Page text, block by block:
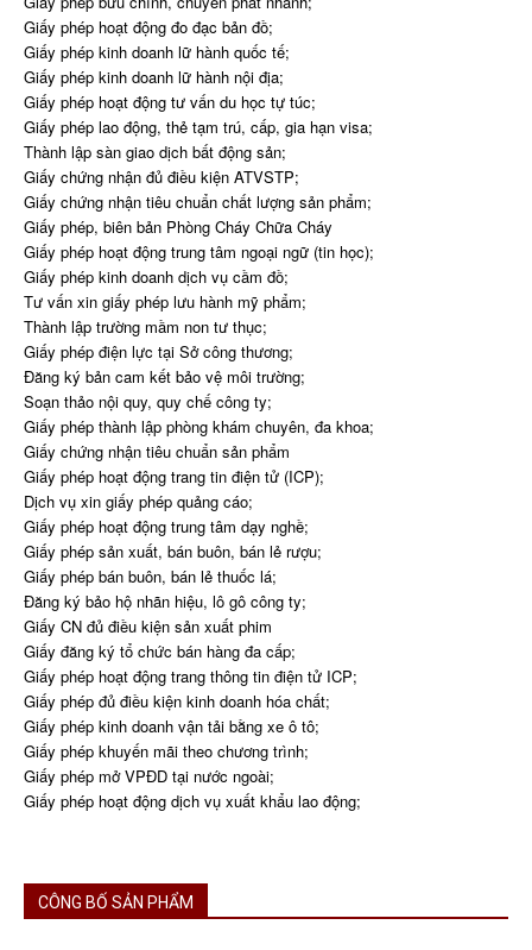
Giấy phép hoạt động đo đạc bản đồ;
Giấy phép kinh doanh lữ hành quốc tế;
Giấy phép kinh doanh lữ hành nội địa;
Giấy phép hoạt động tư vấn du học tự túc;
Giấy phép lao động, thẻ tạm trú, cấp, gia hạn visa;
Thành lập sàn giao dịch bất động sản;
Giấy chứng nhận đủ điều kiện ATVSTP;
Giấy chứng nhận tiêu chuẩn chất lượng sản phẩm;
Giấy phép, biên bản Phòng Cháy Chữa Cháy
Giấy phép hoạt động trung tâm ngoại ngữ (tin học);
Giấy phép kinh doanh dịch vụ cầm đồ;
Tư vấn xin giấy phép lưu hành mỹ phẩm;
Thành lập trường mầm non tư thục;
Giấy phép điện lực tại Sở công thương;
Đăng ký bản cam kết bảo vệ môi trường;
Soạn thảo nội quy, quy chế công ty;
Giấy phép thành lập phòng khám chuyên, đa khoa;
Giấy chứng nhận tiêu chuẩn sản phẩm
Giấy phép hoạt động trang tin điện tử (ICP);
Dịch vụ xin giấy phép quảng cáo;
Giấy phép hoạt động trung tâm dạy nghề;
Giấy phép sản xuất, bán buôn, bán lẻ rượu;
Giấy phép bán buôn, bán lẻ thuốc lá;
Đăng ký bảo hộ nhãn hiệu, lô gô công ty;
Giấy CN đủ điều kiện sản xuất phim
Giấy đăng ký tổ chức bán hàng đa cấp;
Giấy phép hoạt động trang thông tin điện tử ICP;
Giấy phép đủ điều kiện kinh doanh hóa chất;
Giấy phép kinh doanh vận tải bằng xe ô tô;
Giấy phép khuyến mãi theo chương trình;
Giấy phép mở VPĐD tại nước ngoài;
Giấy phép hoạt động dịch vụ xuất khẩu lao động;
CÔNG BỐ SẢN PHẨM